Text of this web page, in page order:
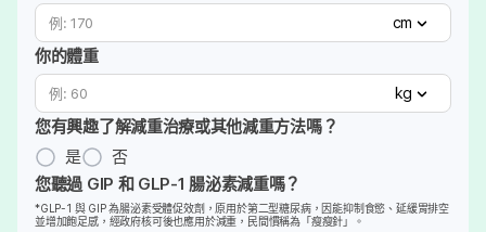
cm
你的體重
kg
您有興趣了解減重治療或其他減重方法嗎？
是
否
您聽過 GIP 和 GLP-1 腸泌素減重嗎？
*GLP-1 與 GIP 為腸泌素受體促效劑，原用於第二型糖尿病，因能抑制食慾、延緩胃排空
並增加飽足感，經政府核可後也應用於減重，民間慣稱為「瘦瘦針」。